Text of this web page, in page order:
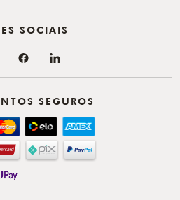
SEGUROS
SOCIAIS